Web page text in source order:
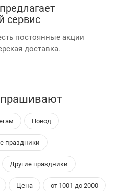
сервис
постоянные акции
доставка.
Повод
праздники
Другие праздники
Цена от 1001 до 2000